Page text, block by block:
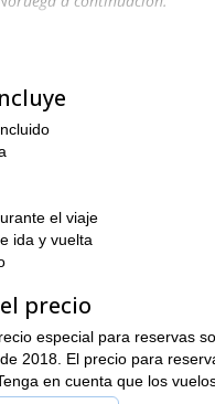
desde
el Día 6, guiaré en
Alpes Lyngen
pendientes, que
hasta junio, son:
increíble desde el Blåtinden
polar, en la isla Uloya
máxima será alcanzar una
el brillante sol.
el viaje
ida y vuelta
precio
especial para reservas
2018. El precio para
en cuenta que los